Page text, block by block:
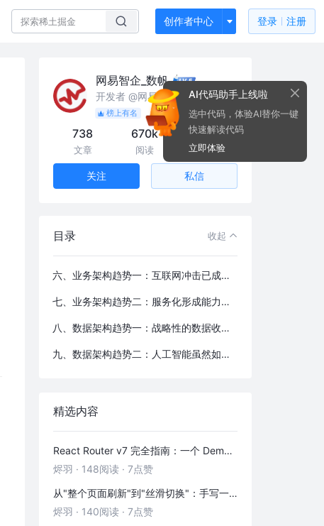
创作者中心 登录 注册
网易智企_数帆
开发者 @网易
榜上有名
738
文章
670k
阅读
7.8k
粉丝
关注 私信
目录 收起
六、业务架构趋势一：互联网冲击已成必然，快速变更成为核心竞争力，DevOps重构组织架构，流程，文化是必然选择
七、业务架构趋势二：服务化形成能力复用中心，快速推出产品，打通数据平台，占领新产业生物链的高端
八、数据架构趋势一：战略性的数据收集，整合，反馈使得公司成为AI时代牌桌上的竞争者的基础
九、数据架构趋势二：人工智能虽然如火如荼，概念多，落地少，人工智能模型通用性差，试用范围小，需要场景化落地，通用人工智能任重道远。
精选内容
React Router v7 完全指南：一个 Demo 吃透前端路由
烬羽 · 148阅读 · 7点赞
从"整个页面刷新"到"丝滑切换"：手写一个 HashRouter 彻底搞懂前端路由
烬羽 · 140阅读 · 7点赞
AI代码助手上线啦
选中代码，体验AI替你一键
快速解读代码
立即体验